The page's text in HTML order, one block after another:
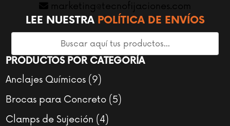
marketing@tecnofijaciones.com
LEE NUESTRA POLÍTICA DE ENVÍOS
PRODUCTOS POR CATEGORÍA
Anclajes Químicos 99
productos
Brocas para Concreto 55
Clamps de Sujeción 44